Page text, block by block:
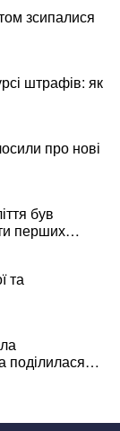
зсипалися
штрафів: як
про нові
був
перших
та
поділилася